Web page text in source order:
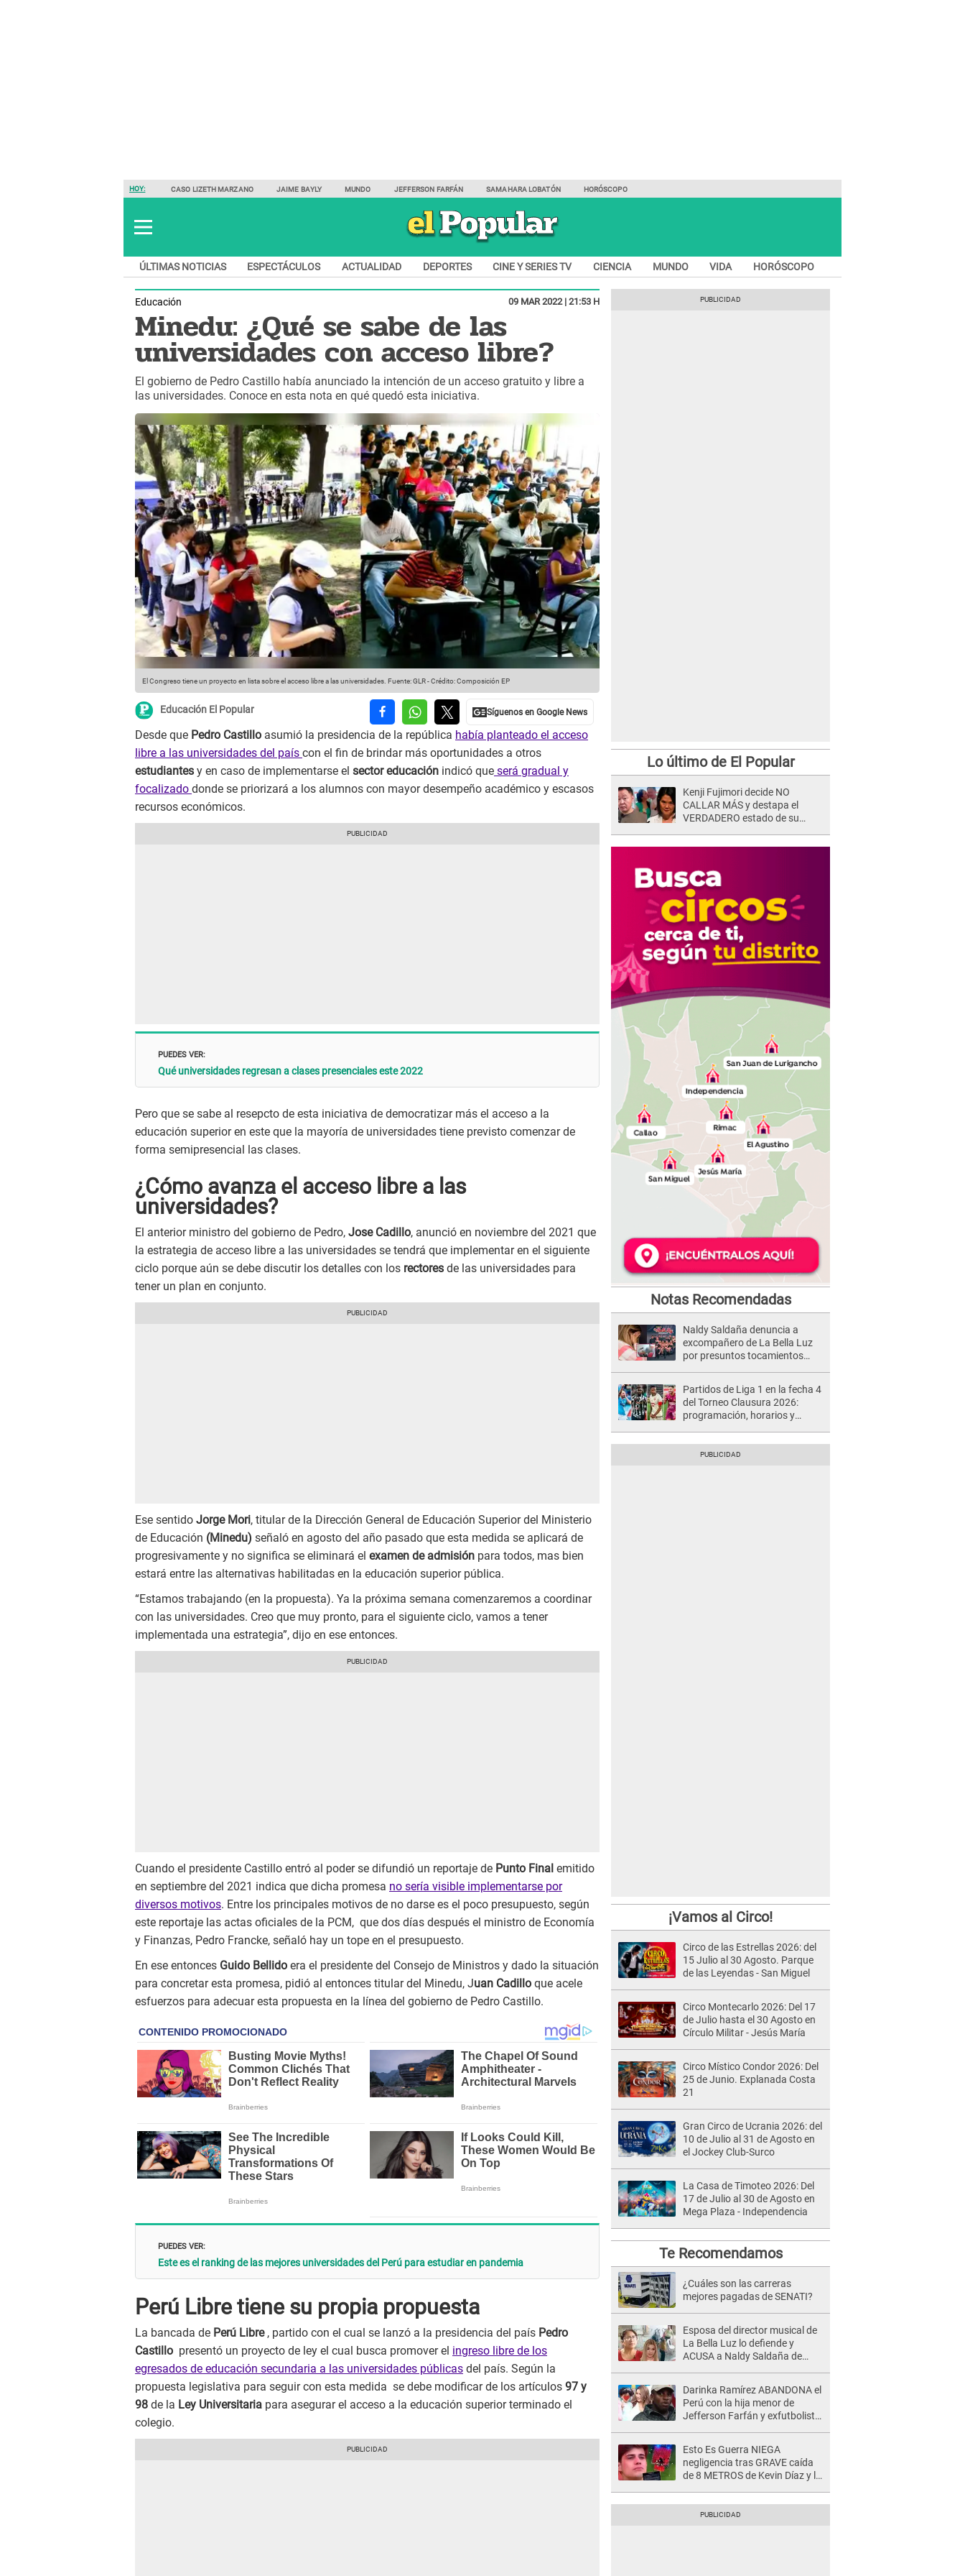
HOY: CASO LIZETH MARZANO JAIME BAYLY MUNDO JEFFERSON FARFÁN SAMAHARA LOBATÓN HORÓSCOPO
ÚLTIMAS NOTICIAS ESPECTÁCULOS ACTUALIDAD DEPORTES CINE Y SERIES TV CIENCIA MUNDO VIDA HORÓSCOPO
Educación 09 MAR 2022 | 21:53 H
Minedu: ¿Qué se sabe de las
universidades con acceso libre?
El gobierno de Pedro Castillo había anunciado la intención de un acceso gratuito y libre a
las universidades. Conoce en esta nota en qué quedó esta iniciativa.
El Congreso tiene un proyecto en lista sobre el acceso libre a las universidades. Fuente: GLR-Crédito: Composición EP
Educación El Popular
Desde que Pedro Castillo asumió la presidencia de la república había planteado el acceso
libre a las universidades del país con el fin de brindar más oportunidades a otros
estudiantes y en caso de implementarse el sector educación indicó que será gradual y
focalizado donde se priorizará a los alumnos con mayor desempeño académico y escasos
recursos económicos.
PUEDES VER:
Qué universidades regresan a clases presenciales este 2022
Pero que se sabe al resepcto de esta iniciativa de democratizar más el acceso a la
educación superior en este que la mayoría de universidades tiene previsto comenzar de
forma semipresencial las clases.
¿Cómo avanza el acceso libre a las
universidades?
El anterior ministro del gobierno de Pedro, Jose Cadillo, anunció en noviembre del 2021 que
la estrategia de acceso libre a las universidades se tendrá que implementar en el siguiente
ciclo porque aún se debe discutir los detalles con los rectores de las universidades para
tener un plan en conjunto.
Ese sentido Jorge Mori, titular de la Dirección General de Educación Superior del Ministerio
de Educación (Minedu) señaló en agosto del año pasado que esta medida se aplicará de
progresivamente y no significa se eliminará el examen de admisión para todos, mas bien
estará entre las alternativas habilitadas en la educación superior pública.
“Estamos trabajando (en la propuesta). Ya la próxima semana comenzaremos a coordinar
con las universidades. Creo que muy pronto, para el siguiente ciclo, vamos a tener
implementada una estrategia”, dijo en ese entonces.
Cuando el presidente Castillo entró al poder se difundió un reportaje de Punto Final emitido
en septiembre del 2021 indica que dicha promesa no sería visible implementarse por
diversos motivos. Entre los principales motivos de no darse es el poco presupuesto, según
este reportaje las actas oficiales de la PCM, que dos días después el ministro de Economía
y Finanzas, Pedro Francke, señaló hay un tope en el presupuesto.
En ese entonces Guido Bellido era el presidente del Consejo de Ministros y dado la situación
para concretar esta promesa, pidió al entonces titular del Minedu, Juan Cadillo que acele
esfuerzos para adecuar esta propuesta en la línea del gobierno de Pedro Castillo.
PUEDES VER:
Este es el ranking de las mejores universidades del Perú para estudiar en pandemia
Perú Libre tiene su propia propuesta
La bancada de Perú Libre, partido con el cual se lanzó a la presidencia del país Pedro
Castillo presentó un proyecto de ley el cual busca promover el ingreso libre de los
egresados de educación secundaria a las universidades públicas del país. Según la
propuesta legislativa para seguir con esta medida se debe modificar de los artículos 97 y
98 de la Ley Universitaria para asegurar el acceso a la educación superior terminado el
colegio.
Lo último de El Popular
Kenji Fujimori decide NO
CALLAR MÁS y destapa el
VERDADERO estado de su
Notas Recomendadas
Naldy Saldaña denuncia a
excompañero de La Bella Luz
por presuntos tocamientos
Partidos de Liga 1 en la fecha 4
del Torneo Clausura 2026:
programación, horarios y
¡Vamos al Circo!
Circo de las Estrellas 2026: del
15 Julio al 30 Agosto. Parque
de las Leyendas - San Miguel
Circo Montecarlo 2026: Del 17
de Julio hasta el 30 Agosto en
Círculo Militar - Jesús María
Circo Místico Condor 2026: Del
25 de Junio. Explanada Costa
21
Gran Circo de Ucrania 2026: del
10 de Julio al 31 de Agosto en
el Jockey Club-Surco
La Casa de Timoteo 2026: Del
17 de Julio al 30 de Agosto en
Mega Plaza - Independencia
Te Recomendamos
¿Cuáles son las carreras
mejores pagadas de SENATI?
Esposa del director musical de
La Bella Luz lo defiende y
ACUSA a Naldy Saldaña de
Darinka Ramírez ABANDONA el
Perú con la hija menor de
Jefferson Farfán y exfutbolista
Esto Es Guerra NIEGA
negligencia tras GRAVE caída
de 8 METROS de Kevin Díaz y lo